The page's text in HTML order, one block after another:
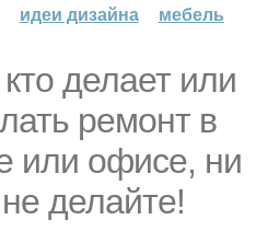
идеи дизайна мебель
делает или
ремонт в
или офисе, ни
делайте!